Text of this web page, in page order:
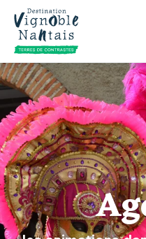
Aller
contenu
principal